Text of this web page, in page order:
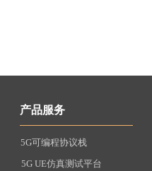
产品服务
5G UE仿真测试平台
5G可编程协议栈